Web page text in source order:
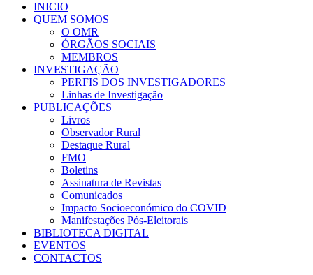
INICIO
QUEM SOMOS
O OMR
ÓRGÃOS SOCIAIS
MEMBROS
INVESTIGAÇÃO
PERFIS DOS INVESTIGADORES
Linhas de Investigação
PUBLICAÇÕES
Livros
Observador Rural
Destaque Rural
FMO
Boletins
Assinatura de Revistas
Comunicados
Impacto Socioeconómico do COVID
Manifestações Pós-Eleitorais
BIBLIOTECA DIGITAL
EVENTOS
CONTACTOS